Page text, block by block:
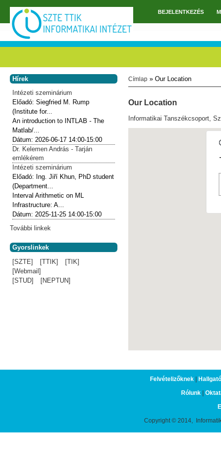
Ugrás a tartalomra
FőmenüBEJELENTKEZÉS
Jelenlegi hely
Címlap » Our Location
Our Location
Informatikai Tanszékcsoport,
Hírek
Intézeti szeminárium
Előadó:Siegfried M. Rump
(Institute for...
An introduction to INTLAB - The
Matlab/...
Dátum: 2026-06-17 14:00-15:00
Dr. Kelemen András - Tarján
emlékérem
Intézeti szeminárium
Előadó: Ing. Jiří Khun, PhD student
(Department...
Interval Arithmetic on ML
Infrastructure: A...
Dátum: 2025-11-25 14:00-15:00
További linkek
Gyorslinkek
[SZTE]
[TTIK]
[TIK]
[Webmail]
[STUD]
[NEPTUN]
Felvételizőknek|
Rólunk|
Copyright © 2014,